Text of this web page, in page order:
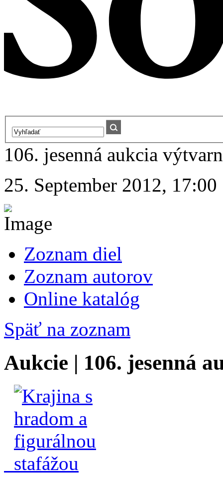
106. jesenná aukcia
25. September 2012, 17:00
Zoznam diel
Zoznam autorov
Online katalóg
Späť na zoznam
Aukcie | 106. jesenná